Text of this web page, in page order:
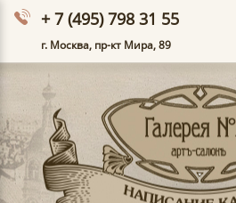
+ 7 (495) 798 31 55
г. Москва, пр-кт Мира, 89